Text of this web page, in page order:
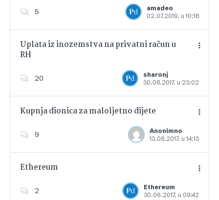
5
amadeo
02.07.2019. u 10:18
Dodajte u favorite
Uplata iz inozemstva na privatni račun u
RH
20
sharonj
30.08.2017. u 23:02
Dodajte u favorite
Kupnja dionica za maloljetno dijete
9
Anonimno
13.08.2017. u 14:13
Dodajte u favorite
Ethereum
2
Ethereum
30.06.2017. u 09:42
Dodajte u favorite